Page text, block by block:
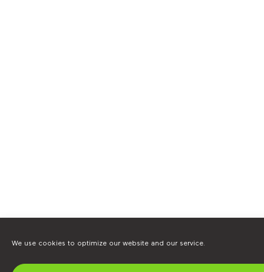
We use cookies to optimize our website and our service.